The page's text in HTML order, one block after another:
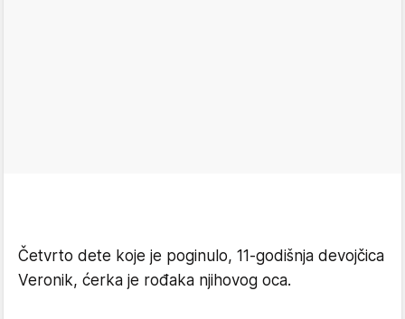
Četvrto dete koje je poginulo, 11-godišnja devojčica
Veronik, ćerka je rođaka njihovog oca.